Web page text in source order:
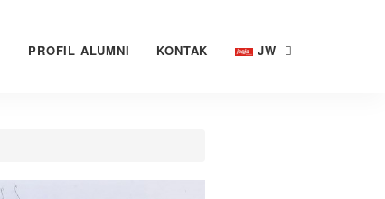
PROFIL ALUMNI KONTAK JW